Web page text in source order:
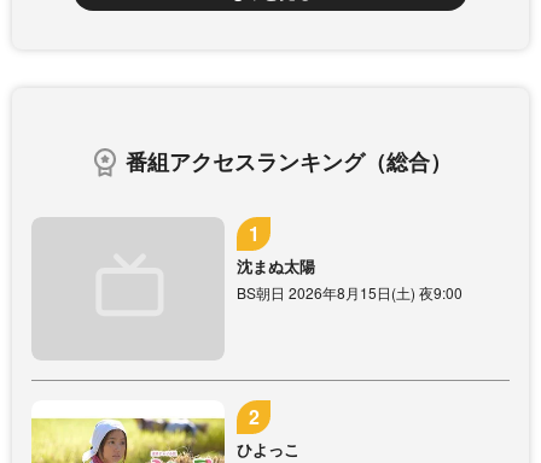
番組アクセスランキング（総合）
沈まぬ太陽
BS朝日 2026年8月15日(土) 夜9:00
ひよっこ